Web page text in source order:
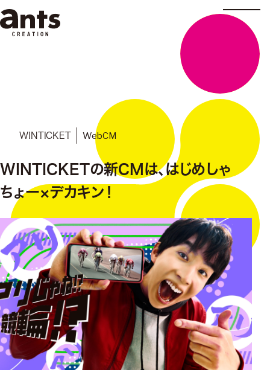
WINTICKET WebCM
WINTICKETの新CMは、はじめしゃ
ちょー×デカキン！